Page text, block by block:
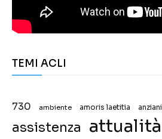
TEMI ACLI
730 ambiente amoris laetitia anziani
assistenza attualità